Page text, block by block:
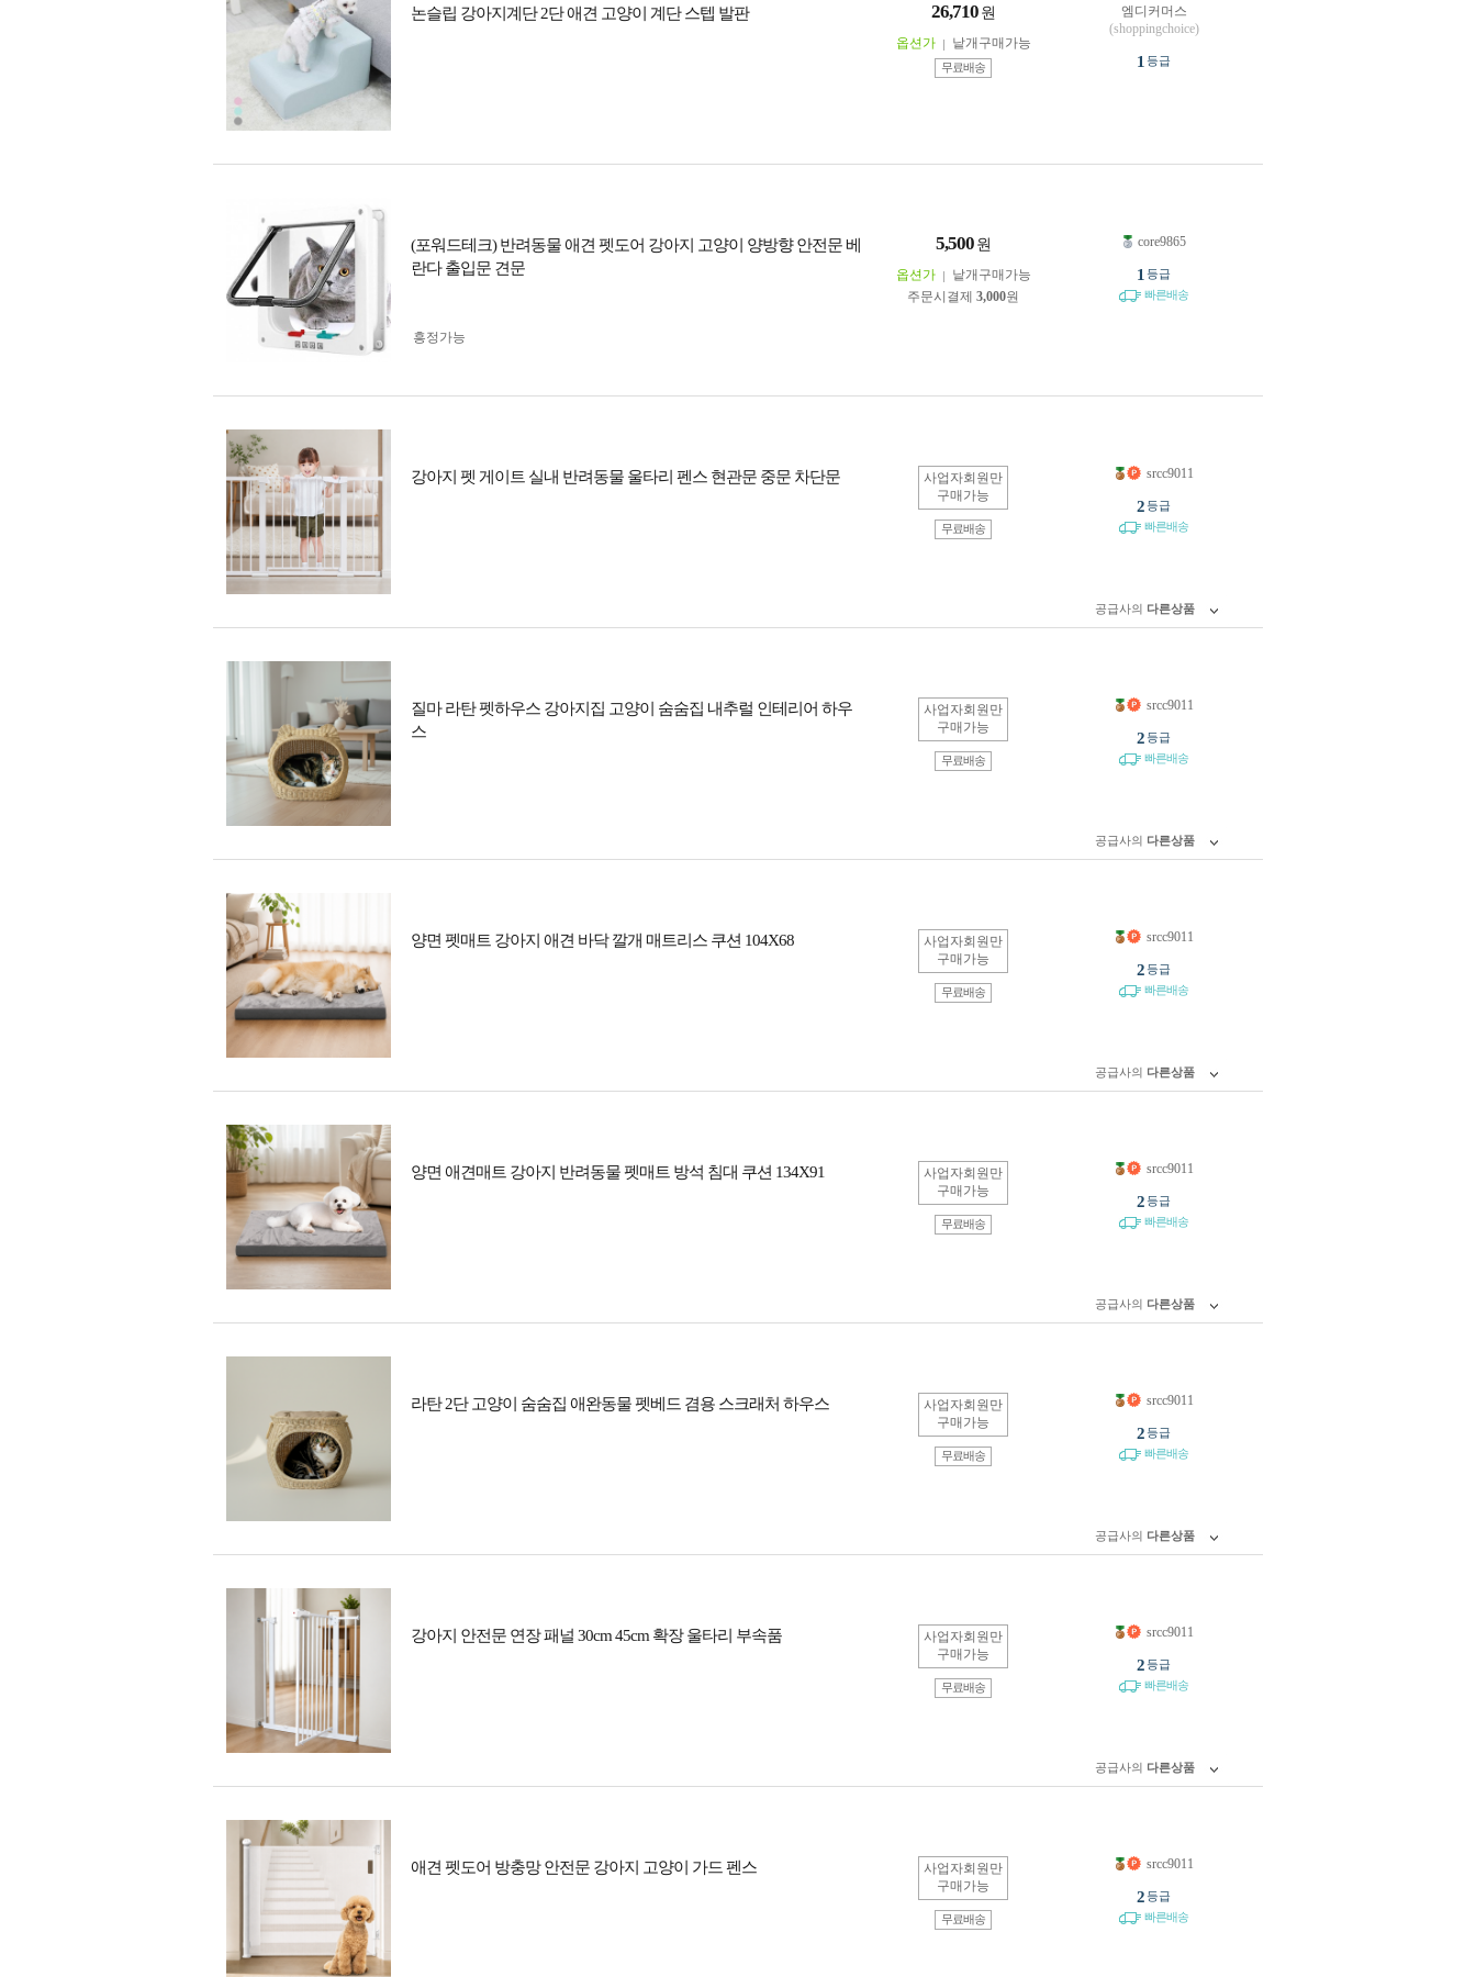
논슬립 강아지계단 2단 애견 고양이 계단 스텝 발판 26,710 원
옵션가 낱개구매가능
무료배송
엠디커머스
(shoppingchoice)
1 등급
(포워드테크) 반려동물 애견 펫도어 강아지 고양이 양방향 안전문 베
란다 출입문 견문
5,500 원
옵션가
낱개구매가능
주문시결제 3,000원
흥정가능
core9865
1 등급
빠른배송
강아지 펫 게이트 실내 반려동물 울타리 펜스 현관문 중문 차단문
사업자회원만
구매가능
무료배송
srcc9011
2등급
빠른배송
공급사의 다른상품
질마 라탄 펫하우스 강아지집 고양이 숨숨집 내추럴 인테리어 하우
스
사업자회원만
구매가능
무료배송
srcc9011
2등급
빠른배송
공급사의 다른상품
양면 펫매트 강아지 애견 바닥 깔개 매트리스 쿠션 104X68
사업자회원만
구매가능
무료배송
srcc9011
2등급
빠른배송
공급사의 다른상품
양면 애견매트 강아지 반려동물 펫매트 방석 침대 쿠션 134X91
사업자회원만
구매가능
무료배송
srcc9011
2등급
빠른배송
공급사의 다른상품
라탄 2단 고양이 숨숨집 애완동물 펫베드 겸용 스크래처 하우스
사업자회원만
구매가능
무료배송
srcc9011
2등급
빠른배송
공급사의 다른상품
강아지 안전문 연장 패널 30cm 45cm 확장 울타리 부속품
사업자회원만
구매가능
무료배송
srcc9011
2등급
빠른배송
공급사의 다른상품
애견 펫도어 방충망 안전문 강아지 고양이 가드 펜스
사업자회원만
구매가능
무료배송
srcc9011
2등급
빠른배송